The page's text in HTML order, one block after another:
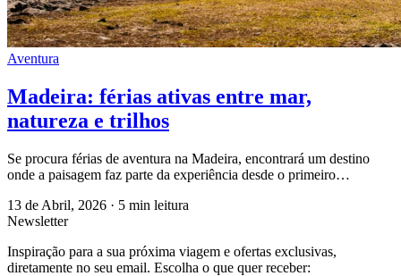
Aventura
Madeira: férias ativas entre mar,
natureza e trilhos
Se procura férias de aventura na Madeira, encontrará um destino
onde a paisagem faz parte da experiência desde o primeiro…
13 de Abril, 2026 · 5 min leitura
Newsletter
Inspiração para a sua próxima viagem e ofertas exclusivas,
diretamente no seu email. Escolha o que quer receber: